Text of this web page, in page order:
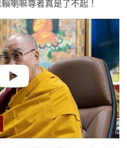
喇嘛尊者真是了不起！